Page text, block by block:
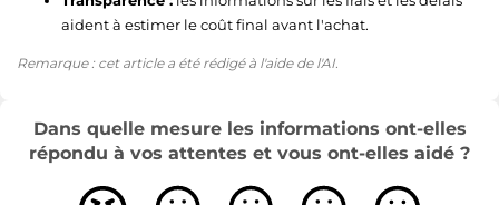
aident à estimer le coût final avant l'achat.
Remarque : cet article a été rédigé à l'aide de l'AI.
Dans quelle mesure les informations ont-elles
répondu à vos attentes et vous ont-elles aidé ?